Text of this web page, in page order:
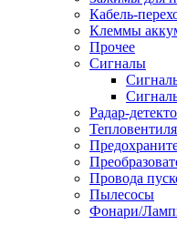
Кабель-
Клеммы
Прочее
Сигналы
Радар-
Провода
Пылесосы
Фонари/